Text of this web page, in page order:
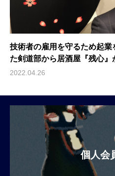
技術者の雇用を守るため起
た剣道部から居酒屋『残心
会社アールエフテクニカ 代表
2022.04.26
個人会